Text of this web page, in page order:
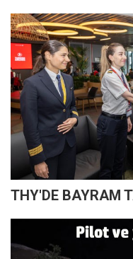
THY'DE BAYRAM